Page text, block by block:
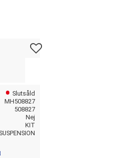
Lägg till i favoriter
Slutsåld
MH508827
508827
Nej
KIT